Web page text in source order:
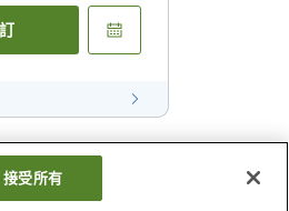
接受所有